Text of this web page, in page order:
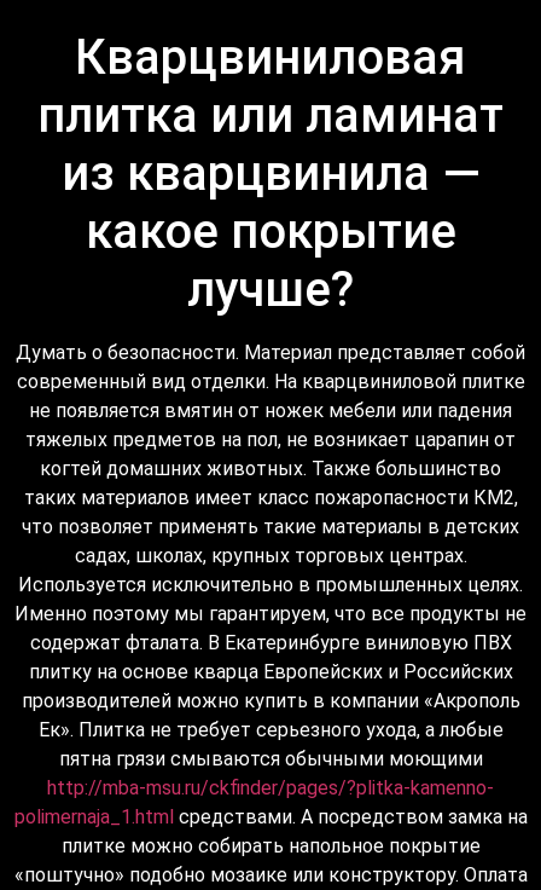
Кварцвиниловая
плитка или ламинат
из кварцвинила —
какое покрытие
лучше?
Думать о безопасности. Материал представляет собой
современный вид отделки. На кварцвиниловой плитке
не появляется вмятин от ножек мебели или падения
тяжелых предметов на пол, не возникает царапин от
когтей домашних животных. Также большинство
таких материалов имеет класс пожаропасности КМ2,
что позволяет применять такие материалы в детских
садах, школах, крупных торговых центрах.
Используется исключительно в промышленных целях.
Именно поэтому мы гарантируем, что все продукты не
содержат фталата. В Екатеринбурге виниловую ПВХ
плитку на основе кварца Европейских и Российских
производителей можно купить в компании «Акрополь
Ек». Плитка не требует серьезного ухода, а любые
пятна грязи смываются обычными моющими
http://mba-msu.ru/ckfinder/pages/?plitka-kamenno-
polimernaja_1.htmlсредствами. А посредством замка на
плитке можно собирать напольное покрытие
«поштучно» подобно мозаике или конструктору. Оплата